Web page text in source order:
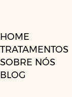
HOME
TRATAMENTOS
SOBRE NÓS
BLOG